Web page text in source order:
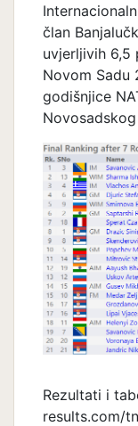
član
uvjerljivih 6,5
Novom Sadu
godišnjice
Rezultati i
results.com/